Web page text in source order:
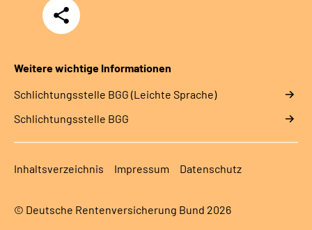
Teilen
Weitere wichtige Informationen
Schlich­tungs­stel­le BGG (Leichte Sprache)
Schlich­tungs­stel­le BGG
Inhaltsverzeichnis Impressum Datenschutz
© Deutsche Rentenversicherung Bund 2026